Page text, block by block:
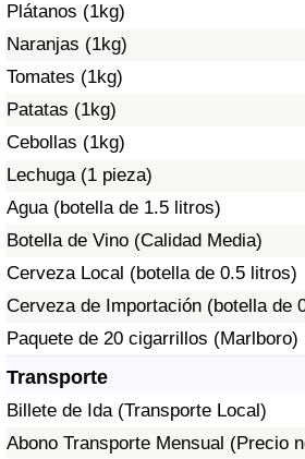
Plátanos (1kg)
Naranjas (1kg)
Tomates (1kg)
Patatas (1kg)
Cebollas (1kg)
Lechuga (1 pieza)
Agua (botella de 1.5 litros)
Botella de Vino (Calidad Media)
Cerveza Local (botella de 0.5 litros)
Cerveza de Importación (botella de
Paquete de 20 cigarrillos (Marlboro)
Transporte
Billete de Ida (Transporte Local)
Abono Transporte Mensual (Precio
Índice de Contaminación (Actual)
Índice de contaminación
Índice de Contaminación por País
Tráfico
Índice de Tráfico
Índice de Tráfico (Actual)
Índice de Tráfico por País